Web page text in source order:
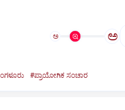
ಅ ಅ
#ಪ್ರಾಯೋಗಿಕ ಸಂಚಾರ